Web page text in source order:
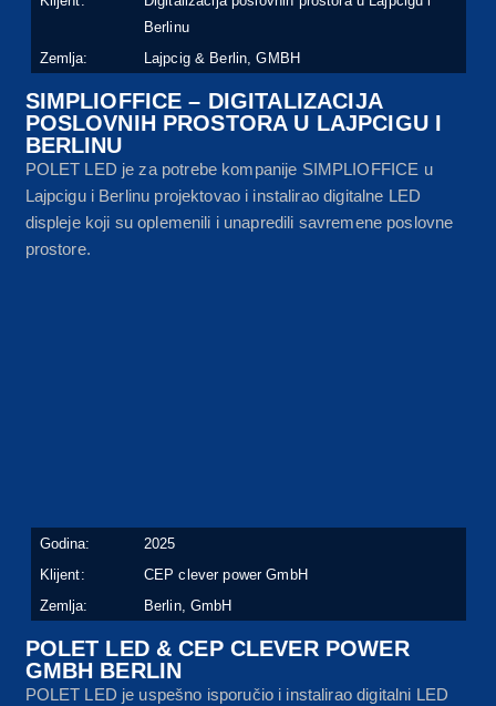
Berlinu
Zemlja:
Lajpcig & Berlin, GMBH
SIMPLIOFFICE – DIGITALIZACIJA
POSLOVNIH PROSTORA U LAJPCIGU I
BERLINU
POLET LED je za potrebe kompanije SIMPLIOFFICE u
Lajpcigu i Berlinu projektovao i instalirao digitalne LED
displeje koji su oplemenili i unapredili savremene poslovne
prostore.
Godina:
2025
Klijent:
CEP clever power GmbH
Zemlja:
Berlin, GmbH
POLET LED & CEP CLEVER POWER
GMBH BERLIN
POLET LED je uspešno isporučio i instalirao digitalni LED